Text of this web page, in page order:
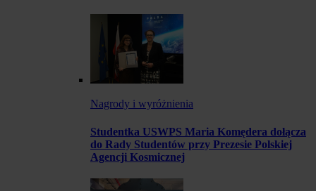
Nagrody i wyróżnienia
Studentka USWPS Maria Komędera dołącza
do Rady Studentów przy Prezesie Polskiej
Agencji Kosmicznej